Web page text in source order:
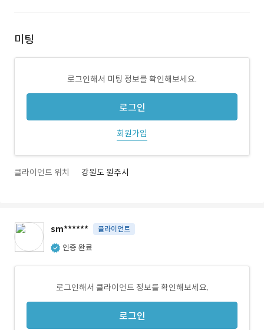
미팅
로그인해서 미팅 정보를 확인해보세요.
로그인
회원가입
클라이언트 위치 강원도 원주시
sm****** 클라이언트
인증 완료
로그인해서 클라이언트 정보를 확인해보세요.
로그인